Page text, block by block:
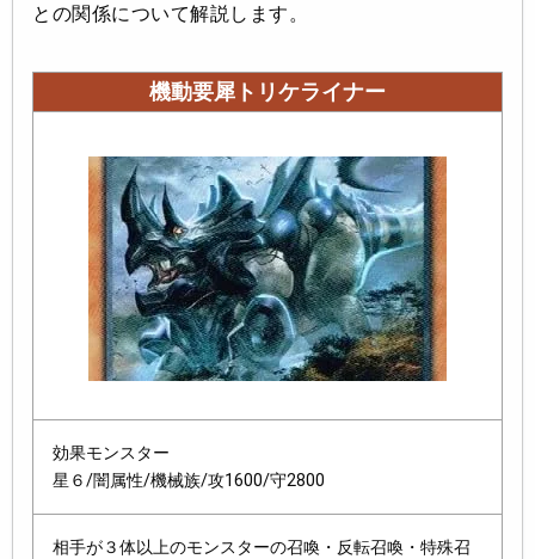
との関係について解説します。
機動要犀トリケライナー
効果モンスター
星６/闇属性/機械族/攻1600/守2800
相手が３体以上のモンスターの召喚・反転召喚・特殊召